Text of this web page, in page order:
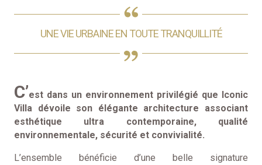
UNE VIE URBAINE EN TOUTE TRANQUILLITÉ
C’est dans un environnement privilégié que Iconic
Villa dévoile son élégante architecture associant
esthétique ultra contemporaine, qualité
environnementale, sécurité et convivialité.
L’ensemble bénéficie d’une belle signature